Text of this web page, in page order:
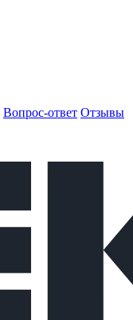
Вопрос-ответ Отзывы